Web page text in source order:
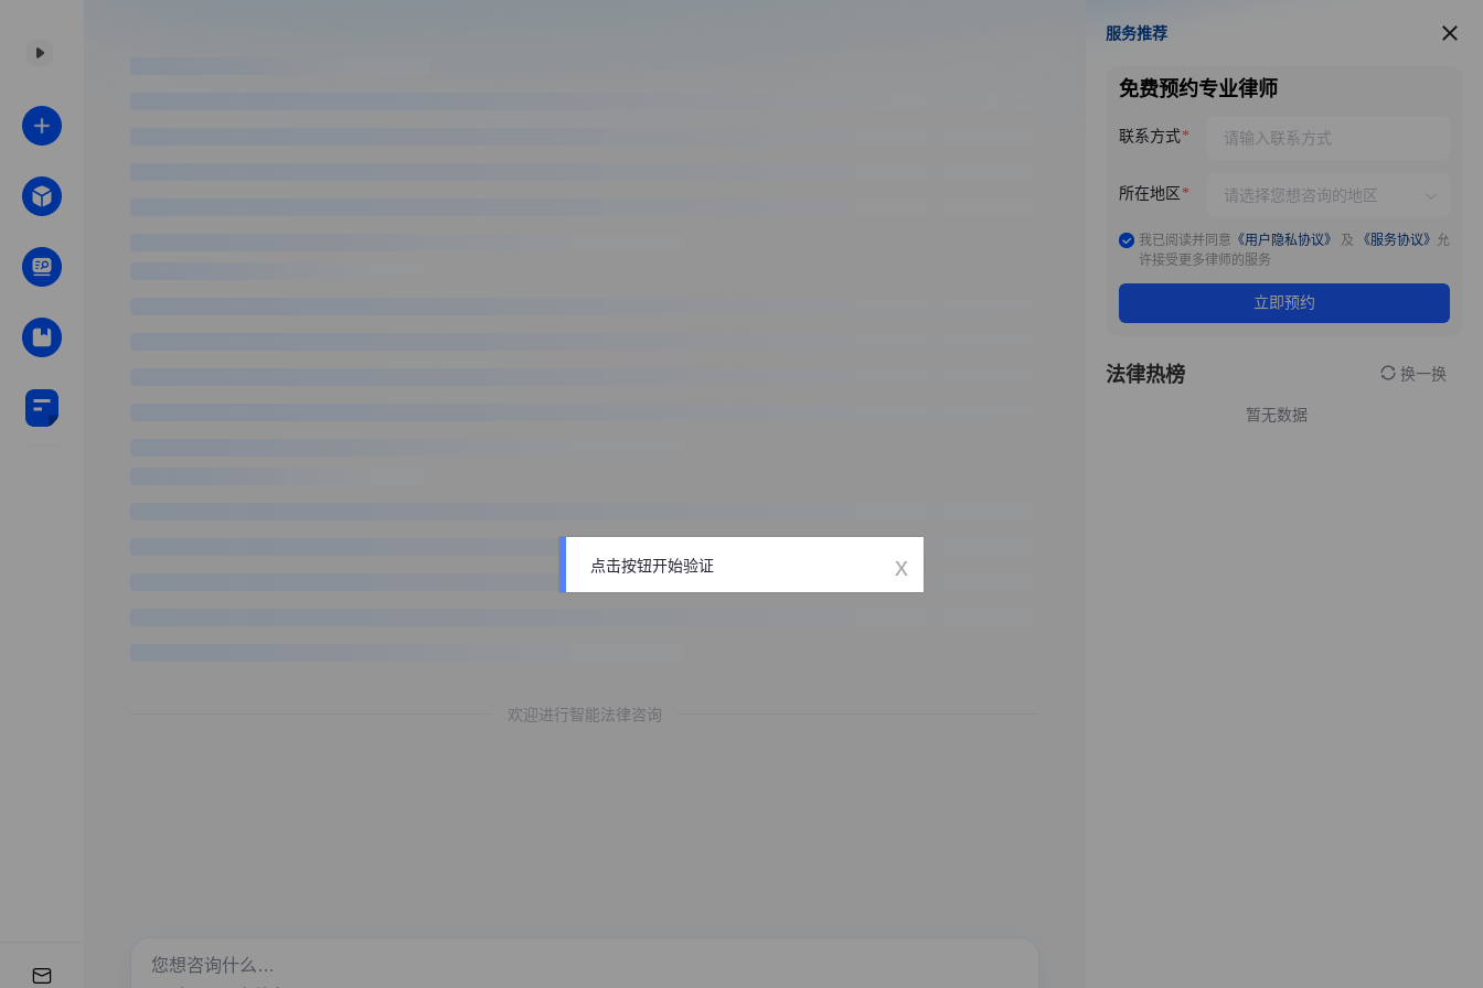
欢迎进行智能法律咨询
服务推荐
服务推荐
免费预约专业律师
联系方式
所在地区
我已阅读并同意 《用户隐私协议》 及 《服务协议》 允
许接受更多律师的服务
立即预约
法律热榜 换一换
暂无数据
点击按钮开始验证 x